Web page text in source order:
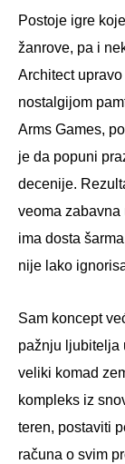
Postoje igre
žanrove, pa i
Architect
nostalgijom
Arms Games,
je da popuni
decenije.
veoma
ima dosta
nije lako
Sam koncept
pažnju ljubitelja
veliki komad
kompleks iz
teren, postaviti
računa o svim